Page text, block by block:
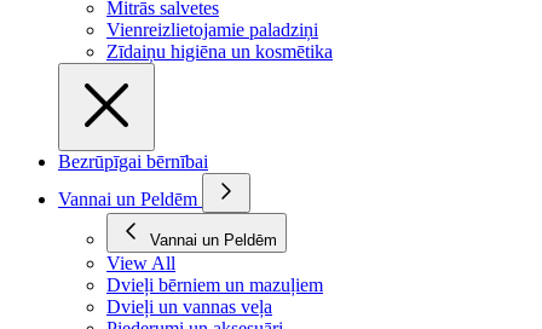
Mitrās salvetes
Vienreizlietojamie paladziņi
Zīdaiņu higiēna un kosmētika
Bezrūpīgai bērnībai
Vannai un Peldēm
Vannai un Peldēm
View All
Dvieļi bērniem un mazuļiem
Dvieļi un vannas veļa